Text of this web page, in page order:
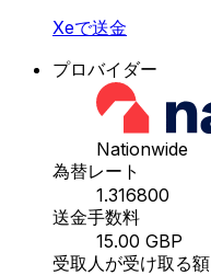
Xeで送金
プロバイダー
Nationwide
為替レート
1.316800
送金手数料
15.00 GBP
受取人が受け取る額